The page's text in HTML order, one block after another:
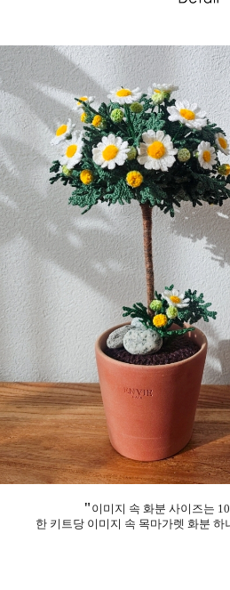
" 이미지 속 화분 사이즈는
한 키트당 이미지 속 목마가렛 화분